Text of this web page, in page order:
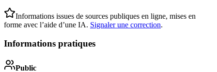
Informations issues de sources publiques en ligne, mises en
forme avec l’aide d’une IA. Signaler une correction.
Informations pratiques
Public